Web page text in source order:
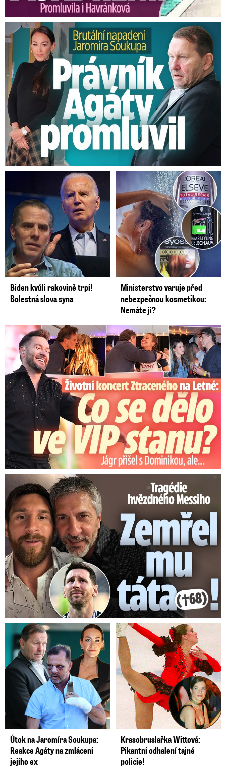
Brutální napadení Soukupa. Právník Agáty promluvil
Biden kvůli rakovině trpí!
Bolestná slova syna
Ministerstvo varuje před
nebezpečnou kosmetikou:
Nemáte ji?
Koncert Ztraceného na Letné: Jágr přišel s Dominikou, ale...
Tragédie hvězdného Messiho: Zemřel mu táta (†68)!
Útok na Jaromíra Soukupa:
Reakce Agáty na zmlácení
jejího ex
Krasobruslařka Wittová:
Pikantní odhalení tajné
policie!